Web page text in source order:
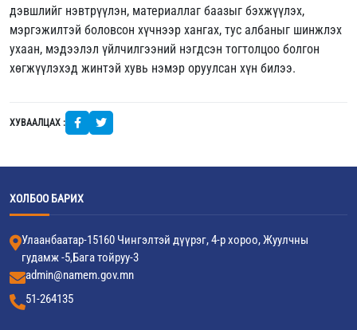
дэвшлийг нэвтрүүлэн, материаллаг баазыг бэхжүүлэх,
мэргэжилтэй боловсон хүчнээр хангах, тус албаныг шинжлэх
ухаан, мэдээлэл үйлчилгээний нэгдсэн тогтолцоо болгон
хөгжүүлэхэд жинтэй хувь нэмэр оруулсан хүн билээ.
ХУВААЛЦАХ :
ХОЛБОО БАРИХ
Улаанбаатар-15160 Чингэлтэй дүүрэг, 4-р хороо, Жуулчны
гудамж -5,Бага тойруу-3
admin@namem.gov.mn
51-264135